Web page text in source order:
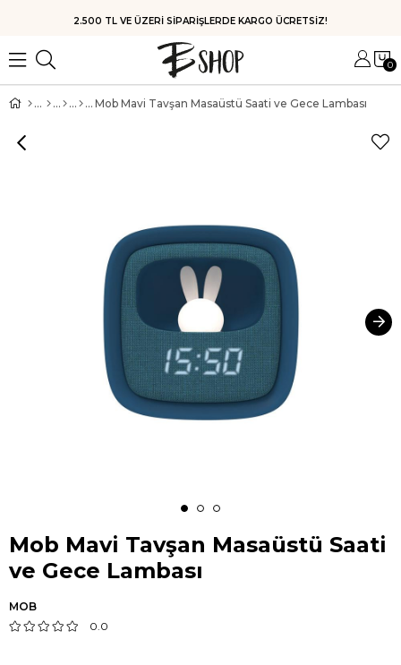
HIZLI KARGO
0
Mob Mavi Tavşan Masaüstü Saati ve Gece Lambası
Mob Mavi Tavşan Masaüstü Saati
ve Gece Lambası
MOB
0.0